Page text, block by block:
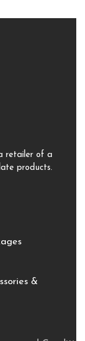
retailer of a
products.
&